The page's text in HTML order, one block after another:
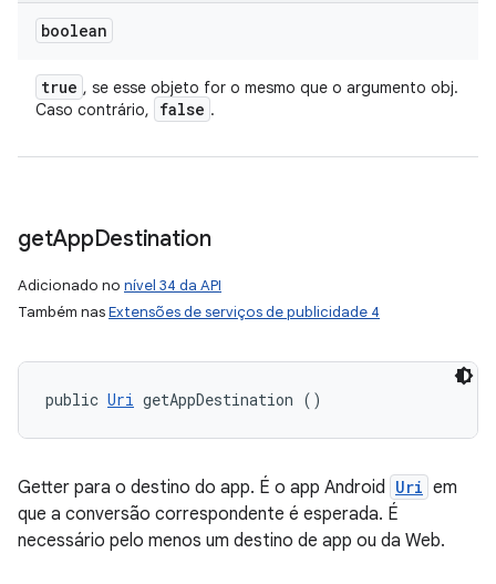
boolean
true , se esse objeto for o mesmo que o argumento obj.
Caso contrário,
false .
getAppDestination
Adicionado no nível 34 da API
Também nasExtensões de serviços de publicidade 4
public Uri getAppDestination ()
Getter para o destino do app. É o app Android Uri em
que a conversão correspondente é esperada. É
necessário pelo menos um destino de app ou da Web.